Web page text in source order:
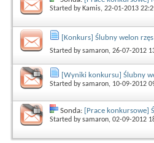
Started by Kamis, 22-01-2013
[Konkurs] Ślubny welon rzęs
Started bysamaron, 26-07-2012
[Wyniki konkursu] Ślubny
Started bysamaron, 10-09-2012
Sonda: [Prace konkursowe]
Started bysamaron, 02-09-2012